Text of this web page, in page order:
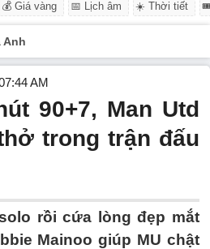
💰 Giá vàng 📅 Lịch âm ☀️ Thời tiết
Anh
AM
90+7, Man Utd
trong trận đấu
rồi cứa lòng đẹp mắt
Mainoo giúp MU chật